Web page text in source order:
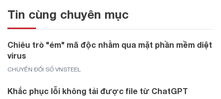
Tin cùng chuyên mục
Chiêu trò "ém" mã độc nhằm qua mặt phần mềm diệt
virus
CHUYỂN ĐỔI SỐ VNSTEEL
Khắc phục lỗi không tải được file từ ChatGPT